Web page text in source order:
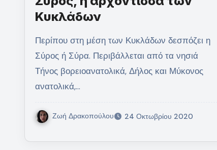
Κυκλάδων
Περίπου στη μέση των Κυκλάδων δεσπόζει η
Σύρος ή Σύρα. Περιβάλλεται από τα νησιά
Τήνος βορειοανατολικά, Δήλος και Μύκονος
ανατολικά,…
Ζωή Δρακοπούλου 24 Οκτωβρίου 2020